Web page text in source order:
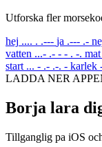
Utforska fler
hej .... . .--- ja .--- .-
vatten ...- .- - - . -. mat
start ... - .- .-. - karlek
LADDA NER
Borja lara
Tillganglig pa iOS